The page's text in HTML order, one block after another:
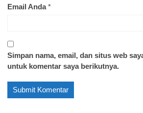
Email Anda*
Simpan nama, email, dan situs web
untuk komentar saya berikutnya.